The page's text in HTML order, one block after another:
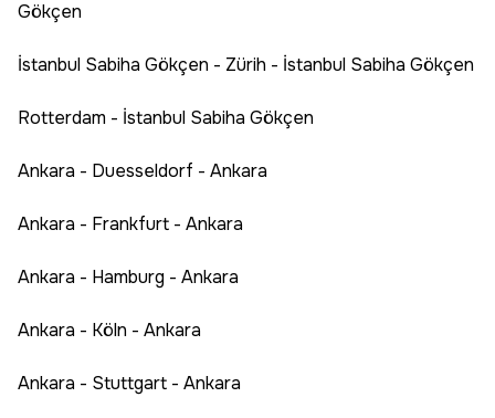
Gökçen
İstanbul Sabiha Gökçen - Zürih - İstanbul Sabiha Gökçen
Rotterdam - İstanbul Sabiha Gökçen
Ankara - Duesseldorf - Ankara
Ankara - Frankfurt - Ankara
Ankara - Hamburg - Ankara
Ankara - Köln - Ankara
Ankara - Stuttgart - Ankara